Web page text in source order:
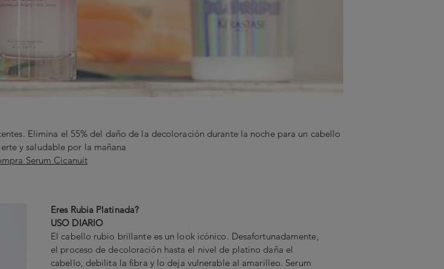
Elimina el 55% del daño de la decoloración durante la noche para un cabello
y saludable por la mañana
Serum Cicanuit
Eres Rubia Platinada?
USO DIARIO
El cabello rubio brillante es un look icónico. Desafortunadamente,
el proceso de decoloración hasta el nivel de platino daña el
cabello, debilita la fibra y lo deja vulnerable al amarilleo. Serum